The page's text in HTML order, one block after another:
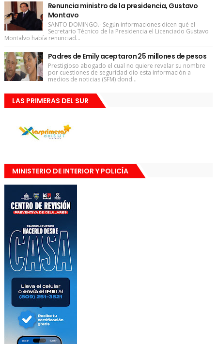
Renuncia ministro de la presidencia, Gustavo
Montavo
SANTO DOMINGO.- Según informaciones dicen qué el
Secretario Técnico de la Presidencia el Licenciado Gustavo
Montalvo había renunciad...
Padres de Emily aceptaron 25 millones de pesos
Prestigioso abogado el cual no quiere revelar su nombre
por cuestiones de seguridad dio esta información a
medios de noticias (SFM) dond...
LAS PRIMERAS DEL SUR
MINISTERIO DE INTERIOR Y POLICÍA